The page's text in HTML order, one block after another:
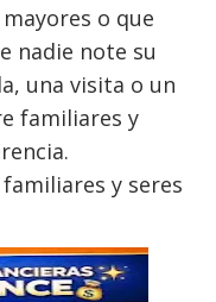
o que
nadie note su
una visita o un
familiares y
y seres